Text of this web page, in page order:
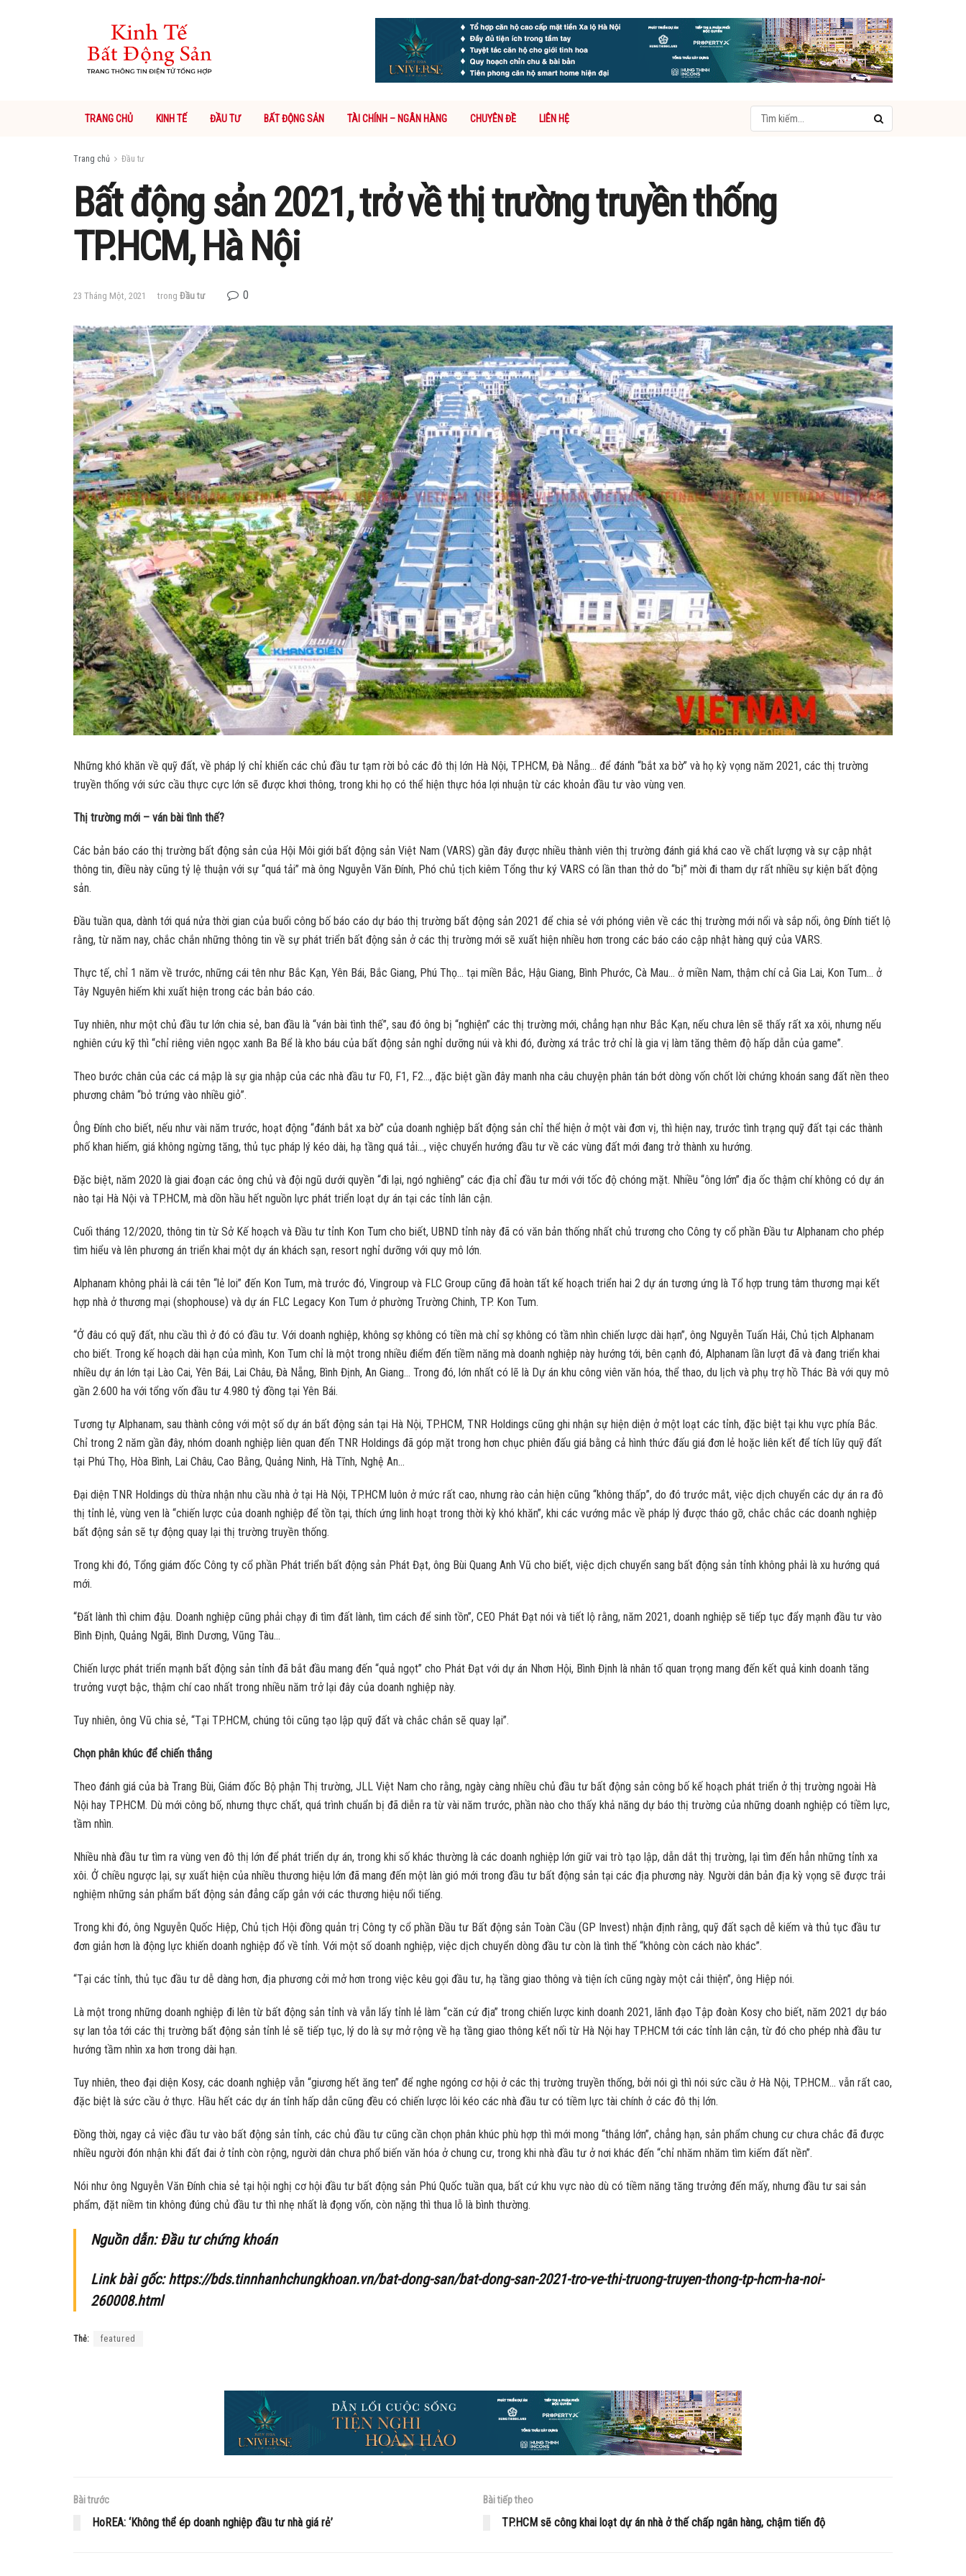
TRANG CHỦ KINH TẾ ĐẦU TƯ BẤT ĐỘNG SẢN TÀI CHÍNH – NGÂN HÀNG CHUYÊN ĐỀ LIÊN HỆ
Trang chủ Đầu tư
Bất động sản 2021, trở về thị trường truyền thống
TP.HCM, Hà Nội
23 Tháng Một, 2021 trong Đầu tư 0
Những khó khăn về quỹ đất, về pháp lý chỉ khiến các chủ đầu tư tạm rời bỏ các đô thị lớn Hà Nội, TP.HCM, Đà Nẵng… để đánh “bắt xa bờ” và họ kỳ vọng năm 2021, các thị trường
truyền thống với sức cầu thực cực lớn sẽ được khơi thông, trong khi họ có thể hiện thực hóa lợi nhuận từ các khoản đầu tư vào vùng ven.
Thị trường mới – ván bài tình thế?
Các bản báo cáo thị trường bất động sản của Hội Môi giới bất động sản Việt Nam (VARS) gần đây được nhiều thành viên thị trường đánh giá khá cao về chất lượng và sự cập nhật
thông tin, điều này cũng tỷ lệ thuận với sự “quá tải” mà ông Nguyễn Văn Đính, Phó chủ tịch kiêm Tổng thư ký VARS có lần than thở do “bị” mời đi tham dự rất nhiều sự kiện bất động
sản.
Đầu tuần qua, dành tới quá nửa thời gian của buổi công bố báo cáo dự báo thị trường bất động sản 2021 để chia sẻ với phóng viên về các thị trường mới nổi và sắp nổi, ông Đính tiết lộ
rằng, từ năm nay, chắc chắn những thông tin về sự phát triển bất động sản ở các thị trường mới sẽ xuất hiện nhiều hơn trong các báo cáo cập nhật hàng quý của VARS.
Thực tế, chỉ 1 năm về trước, những cái tên như Bắc Kạn, Yên Bái, Bắc Giang, Phú Thọ… tại miền Bắc, Hậu Giang, Bình Phước, Cà Mau… ở miền Nam, thậm chí cả Gia Lai, Kon Tum… ở
Tây Nguyên hiếm khi xuất hiện trong các bản báo cáo.
Tuy nhiên, như một chủ đầu tư lớn chia sẻ, ban đầu là “ván bài tình thế”, sau đó ông bị “nghiện” các thị trường mới, chẳng hạn như Bắc Kạn, nếu chưa lên sẽ thấy rất xa xôi, nhưng nếu
nghiên cứu kỹ thì “chỉ riêng viên ngọc xanh Ba Bể là kho báu của bất động sản nghỉ dưỡng núi và khi đó, đường xá trắc trở chỉ là gia vị làm tăng thêm độ hấp dẫn của game”.
Theo bước chân của các cá mập là sự gia nhập của các nhà đầu tư F0, F1, F2…, đặc biệt gần đây manh nha câu chuyện phân tán bớt dòng vốn chốt lời chứng khoán sang đất nền theo
phương châm “bỏ trứng vào nhiều giỏ”.
Ông Đính cho biết, nếu như vài năm trước, hoạt động “đánh bắt xa bờ” của doanh nghiệp bất động sản chỉ thể hiện ở một vài đơn vị, thì hiện nay, trước tình trạng quỹ đất tại các thành
phố khan hiếm, giá không ngừng tăng, thủ tục pháp lý kéo dài, hạ tầng quá tải…, việc chuyển hướng đầu tư về các vùng đất mới đang trở thành xu hướng.
Đặc biệt, năm 2020 là giai đoạn các ông chủ và đội ngũ dưới quyền “đi lại, ngó nghiêng” các địa chỉ đầu tư mới với tốc độ chóng mặt. Nhiều “ông lớn” địa ốc thậm chí không có dự án
nào tại Hà Nội và TP.HCM, mà dồn hầu hết nguồn lực phát triển loạt dự án tại các tỉnh lân cận.
Cuối tháng 12/2020, thông tin từ Sở Kế hoạch và Đầu tư tỉnh Kon Tum cho biết, UBND tỉnh này đã có văn bản thống nhất chủ trương cho Công ty cổ phần Đầu tư Alphanam cho phép
tìm hiểu và lên phương án triển khai một dự án khách sạn, resort nghỉ dưỡng với quy mô lớn.
Alphanam không phải là cái tên “lẻ loi” đến Kon Tum, mà trước đó, Vingroup và FLC Group cũng đã hoàn tất kế hoạch triển hai 2 dự án tương ứng là Tổ hợp trung tâm thương mại kết
hợp nhà ở thương mại (shophouse) và dự án FLC Legacy Kon Tum ở phường Trường Chinh, TP. Kon Tum.
“Ở đâu có quỹ đất, nhu cầu thì ở đó có đầu tư. Với doanh nghiệp, không sợ không có tiền mà chỉ sợ không có tầm nhìn chiến lược dài hạn”, ông Nguyễn Tuấn Hải, Chủ tịch Alphanam
cho biết. Trong kế hoạch dài hạn của mình, Kon Tum chỉ là một trong nhiều điểm đến tiềm năng mà doanh nghiệp này hướng tới, bên cạnh đó, Alphanam lần lượt đã và đang triển khai
nhiều dự án lớn tại Lào Cai, Yên Bái, Lai Châu, Đà Nẵng, Bình Định, An Giang… Trong đó, lớn nhất có lẽ là Dự án khu công viên văn hóa, thể thao, du lịch và phụ trợ hồ Thác Bà với quy mô
gần 2.600 ha với tổng vốn đầu tư 4.980 tỷ đồng tại Yên Bái.
Tương tự Alphanam, sau thành công với một số dự án bất động sản tại Hà Nội, TP.HCM, TNR Holdings cũng ghi nhận sự hiện diện ở một loạt các tỉnh, đặc biệt tại khu vực phía Bắc.
Chỉ trong 2 năm gần đây, nhóm doanh nghiệp liên quan đến TNR Holdings đã góp mặt trong hơn chục phiên đấu giá bằng cả hình thức đấu giá đơn lẻ hoặc liên kết để tích lũy quỹ đất
tại Phú Thọ, Hòa Bình, Lai Châu, Cao Bằng, Quảng Ninh, Hà Tĩnh, Nghệ An…
Đại diện TNR Holdings dù thừa nhận nhu cầu nhà ở tại Hà Nội, TP.HCM luôn ở mức rất cao, nhưng rào cản hiện cũng “không thấp”, do đó trước mắt, việc dịch chuyển các dự án ra đô
thị tỉnh lẻ, vùng ven là “chiến lược của doanh nghiệp để tồn tại, thích ứng linh hoạt trong thời kỳ khó khăn”, khi các vướng mắc về pháp lý được tháo gỡ, chắc chắc các doanh nghiệp
bất động sản sẽ tự động quay lại thị trường truyền thống.
Trong khi đó, Tổng giám đốc Công ty cổ phần Phát triển bất động sản Phát Đạt, ông Bùi Quang Anh Vũ cho biết, việc dịch chuyển sang bất động sản tỉnh không phải là xu hướng quá
mới.
“Đất lành thì chim đậu. Doanh nghiệp cũng phải chạy đi tìm đất lành, tìm cách để sinh tồn”, CEO Phát Đạt nói và tiết lộ rằng, năm 2021, doanh nghiệp sẽ tiếp tục đẩy mạnh đầu tư vào
Bình Định, Quảng Ngãi, Bình Dương, Vũng Tàu…
Chiến lược phát triển mạnh bất động sản tỉnh đã bắt đầu mang đến “quả ngọt” cho Phát Đạt với dự án Nhơn Hội, Bình Định là nhân tố quan trọng mang đến kết quả kinh doanh tăng
trưởng vượt bậc, thậm chí cao nhất trong nhiều năm trở lại đây của doanh nghiệp này.
Tuy nhiên, ông Vũ chia sẻ, “Tại TP.HCM, chúng tôi cũng tạo lập quỹ đất và chắc chắn sẽ quay lại”.
Chọn phân khúc để chiến thắng
Theo đánh giá của bà Trang Bùi, Giám đốc Bộ phận Thị trường, JLL Việt Nam cho rằng, ngày càng nhiều chủ đầu tư bất động sản công bố kế hoạch phát triển ở thị trường ngoài Hà
Nội hay TP.HCM. Dù mới công bố, nhưng thực chất, quá trình chuẩn bị đã diễn ra từ vài năm trước, phần nào cho thấy khả năng dự báo thị trường của những doanh nghiệp có tiềm lực,
tầm nhìn.
Nhiều nhà đầu tư tìm ra vùng ven đô thị lớn để phát triển dự án, trong khi số khác thường là các doanh nghiệp lớn giữ vai trò tạo lập, dẫn dắt thị trường, lại tìm đến hẳn những tỉnh xa
xôi. Ở chiều ngược lại, sự xuất hiện của nhiều thương hiệu lớn đã mang đến một làn gió mới trong đầu tư bất động sản tại các địa phương này. Người dân bản địa kỳ vọng sẽ được trải
nghiệm những sản phẩm bất động sản đẳng cấp gắn với các thương hiệu nổi tiếng.
Trong khi đó, ông Nguyễn Quốc Hiệp, Chủ tịch Hội đồng quản trị Công ty cổ phần Đầu tư Bất động sản Toàn Cầu (GP Invest) nhận định rằng, quỹ đất sạch dễ kiếm và thủ tục đầu tư
đơn giản hơn là động lực khiến doanh nghiệp đổ về tỉnh. Với một số doanh nghiệp, việc dịch chuyển dòng đầu tư còn là tình thế “không còn cách nào khác”.
“Tại các tỉnh, thủ tục đầu tư dễ dàng hơn, địa phương cởi mở hơn trong việc kêu gọi đầu tư, hạ tầng giao thông và tiện ích cũng ngày một cải thiện”, ông Hiệp nói.
Là một trong những doanh nghiệp đi lên từ bất động sản tỉnh và vẫn lấy tỉnh lẻ làm “căn cứ địa” trong chiến lược kinh doanh 2021, lãnh đạo Tập đoàn Kosy cho biết, năm 2021 dự báo
sự lan tỏa tới các thị trường bất động sản tỉnh lẻ sẽ tiếp tục, lý do là sự mở rộng về hạ tầng giao thông kết nối từ Hà Nội hay TP.HCM tới các tỉnh lân cận, từ đó cho phép nhà đầu tư
hướng tầm nhìn xa hơn trong dài hạn.
Tuy nhiên, theo đại diện Kosy, các doanh nghiệp vẫn “giương hết ăng ten” để nghe ngóng cơ hội ở các thị trường truyền thống, bởi nói gì thì nói sức cầu ở Hà Nội, TP.HCM… vẫn rất cao,
đặc biệt là sức cầu ở thực. Hầu hết các dự án tỉnh hấp dẫn cũng đều có chiến lược lôi kéo các nhà đầu tư có tiềm lực tài chính ở các đô thị lớn.
Đồng thời, ngay cả việc đầu tư vào bất động sản tỉnh, các chủ đầu tư cũng cần chọn phân khúc phù hợp thì mới mong “thắng lớn”, chẳng hạn, sản phẩm chung cư chưa chắc đã được
nhiều người đón nhận khi đất đai ở tỉnh còn rộng, người dân chưa phổ biến văn hóa ở chung cư, trong khi nhà đầu tư ở nơi khác đến “chỉ nhăm nhăm tìm kiếm đất nền”.
Nói như ông Nguyễn Văn Đính chia sẻ tại hội nghị cơ hội đầu tư bất động sản Phú Quốc tuần qua, bất cứ khu vực nào dù có tiềm năng tăng trưởng đến mấy, nhưng đầu tư sai sản
phẩm, đặt niềm tin không đúng chủ đầu tư thì nhẹ nhất là đọng vốn, còn nặng thì thua lỗ là bình thường.
Nguồn dẫn: Đầu tư chứng khoán
Link bài gốc: https://bds.tinnhanhchungkhoan.vn/bat-dong-san/bat-dong-san-2021-tro-ve-thi-truong-truyen-thong-tp-hcm-ha-noi-
260008.html
Thẻ: featured
Bài trước
HoREA: ‘Không thể ép doanh nghiệp đầu tư nhà giá rẻ’
Bài tiếp theo
TP.HCM sẽ công khai loạt dự án nhà ở thế chấp ngân hàng, chậm tiến độ